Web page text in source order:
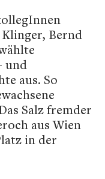
Bernd
und
aus. So
Salz fremder
aus Wien
in der